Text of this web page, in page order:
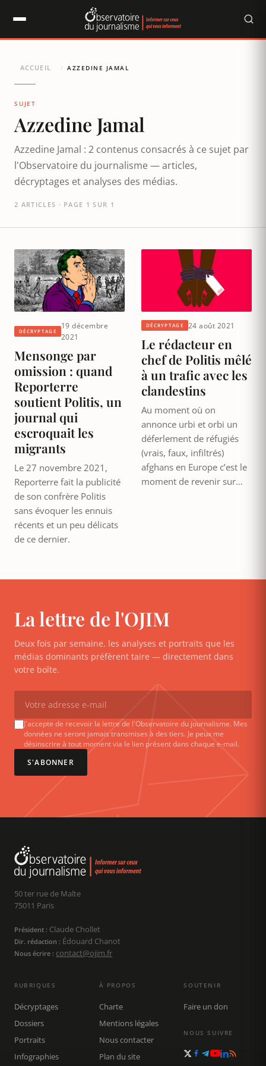
ACCUEIL / AZZEDINE JAMAL
SUJET
Azzedine Jamal
Azzedine Jamal : 2 contenus consacrés à ce sujet par
l'Observatoire du journalisme — articles,
décryptages et analyses des médias.
2 ARTICLES · PAGE 1 SUR 1
DÉCRYPTAGE
19 décembre
2021
Mensonge par
omission : quand
Reporterre
soutient Politis, un
journal qui
escroquait les
migrants
Le 27 novembre 2021,
Reporterre fait la publicité
de son confrère Politis
sans évoquer les ennuis
récents et un peu délicats
de ce dernier.
DÉCRYPTAGE 24 août 2021
Le rédacteur en
chef de Politis mêlé
à un trafic avec les
clandestins
Au moment où on
annonce urbi et orbi un
déferlement de réfugiés
(vrais, faux, infiltrés)
afghans en Europe c’est le
moment de revenir sur…
La lettre de l'OJIM
Deux fois par semaine, les analyses et portraits que les
médias dominants préfèrent taire — directement dans
votre boîte.
J'accepte de recevoir la lettre de l'Observatoire du journalisme. Mes
données ne seront jamais transmises à des tiers. Je peux me
désinscrire à tout moment via le lien présent dans chaque e-mail.
S'ABONNER
50 ter rue de Malte
75011 Paris
Président : Claude Chollet
Dir. rédaction : Édouard Chanot
Nous écrire : contact@ojim.fr
RUBRIQUES
Décryptages
Dossiers
Portraits
Infographies
À PROPOS
Charte
Mentions légales
Nous contacter
Plan du site
SOUTENIR
Faire un don
NOUS SUIVRE
Panneau de gestion des cookies